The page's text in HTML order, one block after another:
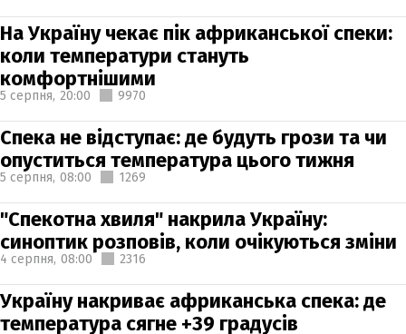
На Україну чекає пік африканської спеки:
коли температури стануть
комфортнішими
5 серпня, 20:00 9970
Спека не відступає: де будуть грози та чи
опуститься температура цього тижня
5 серпня, 08:00 1269
"Спекотна хвиля" накрила Україну:
синоптик розповів, коли очікуються зміни
4 серпня, 08:00 2316
Україну накриває африканська спека: де
температура сягне +39 градусів